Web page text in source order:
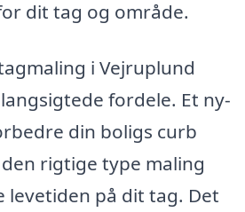
dit tag og område.
i Vejruplund
fordele. Et ny-
din boligs curb
rigtige type maling
på dit tag. Det